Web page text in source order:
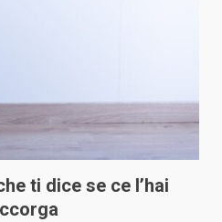
ti dice se ce l’hai